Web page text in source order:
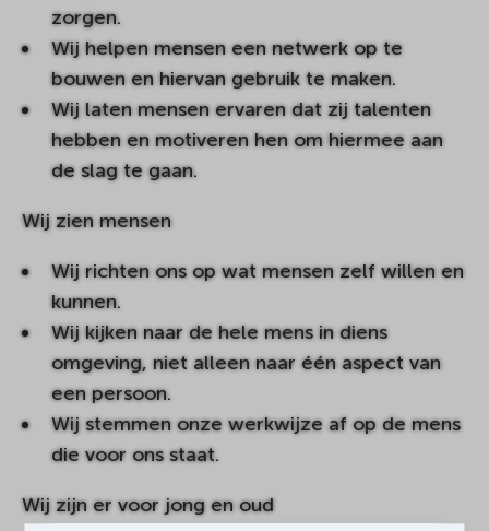
zorgen.
Wij helpen mensen een netwerk op te
bouwen en hiervan gebruik te maken.
Wij laten mensen ervaren dat zij talenten
hebben en motiveren hen om hiermee aan
de slag te gaan.
Wij zien mensen
Wij richten ons op wat mensen zelf willen en
kunnen.
Wij kijken naar de hele mens in diens
omgeving, niet alleen naar één aspect van
een persoon.
Wij stemmen onze werkwijze af op de mens
die voor ons staat.
Wij zijn er voor jong en oud